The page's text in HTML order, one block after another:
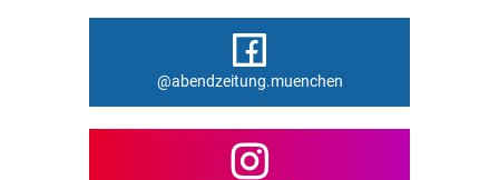
@abendzeitung.muenchen